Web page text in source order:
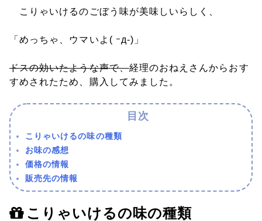
こりゃいけるのごぼう味が美味しいらしく、
「めっちゃ、ウマいよ( ｰд-)」
ドスの効いたような声で、経理のおねえさんからおす
すめされたため、購入してみました。
こりゃいけるの味の種類
お味の感想
価格の情報
販売先の情報
こりゃいけるの味の種類